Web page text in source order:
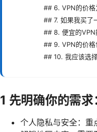
## 6. VPN的价格
## 7. 如果我买了
## 8. 便宜的VPN
## 9. VPN的价格
## 10. 我应该选
1 先明确你的需
个人隐私与安全：重